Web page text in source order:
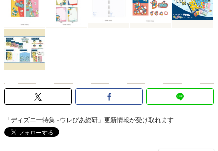
「ディズニー特集 -ウレぴあ総研」更新情報が受け取れます